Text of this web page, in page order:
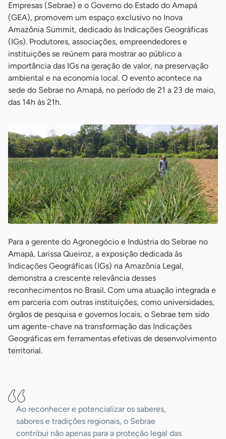
Empresas (Sebrae) e o Governo do Estado do Amapá
(GEA), promovem um espaço exclusivo no Inova
Amazônia Summit, dedicado às Indicações Geográficas
(IGs). Produtores, associações, empreendedores e
instituições se reúnem para mostrar ao público a
importância das IGs na geração de valor, na preservação
ambiental e na economia local. O evento acontece na
sede do Sebrae no Amapá, no período de 21 a 23 de maio,
das 14h às 21h.
Para a gerente do Agronegócio e Indústria do Sebrae no
Amapá, Larissa Queiroz, a exposição dedicada às
Indicações Geográficas (IGs) na Amazônia Legal,
demonstra a crescente relevância desses
reconhecimentos no Brasil. Com uma atuação integrada e
em parceria com outras instituições, como universidades,
órgãos de pesquisa e governos locais, o Sebrae tem sido
um agente-chave na transformação das Indicações
Geográficas em ferramentas efetivas de desenvolvimento
territorial.
Ao reconhecer e potencializar os saberes,
sabores e tradições regionais, o Sebrae
contribui não apenas para a proteção legal das